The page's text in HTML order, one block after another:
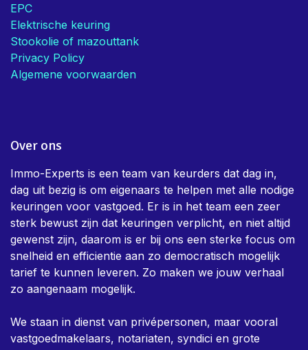
EPC
Elektrische keuring
Stookolie of mazouttank
Privacy Policy
Algemene voorwaarden
Over ons
Immo-Experts is een team van keurders dat dag in,
dag uit bezig is om eigenaars te helpen met alle nodige
keuringen voor vastgoed. Er is in het team een zeer
sterk bewust zijn dat keuringen verplicht, en niet altijd
gewenst zijn, daarom is er bij ons een sterke focus om
snelheid en efficientie aan zo democratisch mogelijk
tarief te kunnen leveren. Zo maken we jouw verhaal
zo aangenaam mogelijk.
We staan in dienst van privépersonen, maar vooral
vastgoedmakelaars, notariaten, syndici en grote